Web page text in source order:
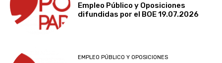
Empleo Público y Oposiciones
difundidas por el BOE 19.07.2026
EMPLEO PÚBLICO Y OPOSICIONES